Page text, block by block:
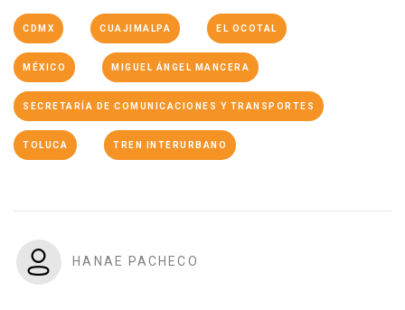
CDMX CUAJIMALPA EL OCOTAL
MÉXICO MIGUEL ÁNGEL MANCERA
SECRETARÍA DE COMUNICACIONES Y TRANSPORTES
TOLUCA TREN INTERURBANO
HANAE PACHECO